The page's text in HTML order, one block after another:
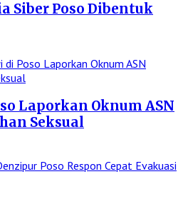
Siber Poso Dibentuk
Laporkan Oknum ASN
Seksual